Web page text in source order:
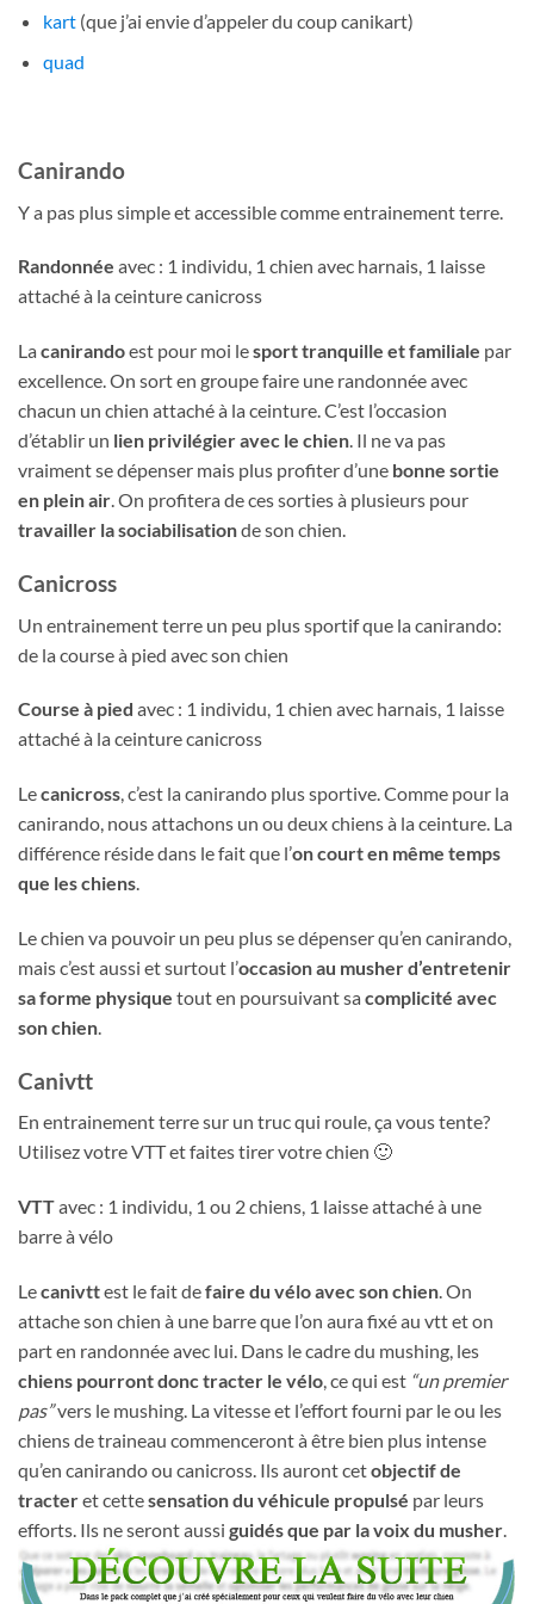
kart(que j’ai envie d’appeler du coup canikart)
quad
Canirando
Y a pas plus simple et accessible comme entrainement terre.
Randonnée avec : 1 individu, 1 chien avec harnais, 1 laisse
attaché à la ceinture canicross
La canirandoest pour moi lesport tranquille et familiale par
excellence. On sort en groupe faire une randonnée avec
chacun un chien attaché à la ceinture. C’est l’occasion
d’établir un lien privilégier avec le chien. Il ne va pas
vraiment se dépenser mais plus profiter d’une bonne sortie
en plein air. On profitera de ces sorties à plusieurs pour
travailler la sociabilisationde son chien.
Canicross
Un entrainement terre un peu plus sportif que la canirando:
de la course à pied avec son chien
Course à pied avec : 1 individu, 1 chien avec harnais, 1 laisse
attaché à la ceinture canicross
Lecanicross, c’est la canirando plus sportive. Comme pour la
canirando, nous attachons un ou deux chiens à la ceinture. La
différence réside dans le fait que l’on court en même temps
que les chiens.
Le chien va pouvoir un peu plus se dépenser qu’en canirando,
mais c’est aussi et surtout l’occasion au musher d’entretenir
sa forme physique tout en poursuivant sa complicité avec
son chien.
Canivtt
En entrainement terre sur un truc qui roule, ça vous tente?
Utilisez votre VTT et faites tirer votre chien 🙂
VTTavec : 1 individu, 1 ou 2 chiens, 1 laisse attaché à une
barre à vélo
Lecanivttest le fait defaire du vélo avec son chien. On
attache son chien à une barre que l’on aura fixé au vtt et on
part en randonnée avec lui. Dans le cadre du mushing, les
chiens pourront donc tracter le vélo, ce qui est “un premier
pas”vers le mushing. La vitesse et l’effort fourni par le ou les
chiens de traineau commenceront à être bien plus intense
qu’en canirando ou canicross. Ils auront cetobjectif de
tracteret cettesensation du véhicule propulsé par leurs
efforts. Ils ne seront aussi guidés que par la voix du musher.